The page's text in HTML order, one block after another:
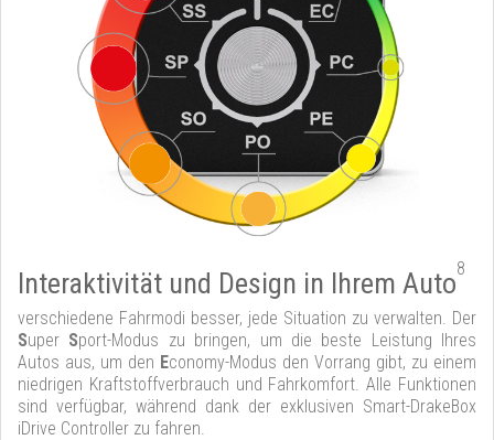
Interaktivität und Design in Ihrem Auto8
verschiedene Fahrmodi besser, jede Situation zu verwalten. Der
Super Sport-Modus zu bringen, um die beste Leistung Ihres
Autos aus, um den Economy-Modus den Vorrang gibt, zu einem
niedrigen Kraftstoffverbrauch und Fahrkomfort. Alle Funktionen
sind verfügbar, während dank der exklusiven Smart-DrakeBox
iDrive Controller zu fahren.